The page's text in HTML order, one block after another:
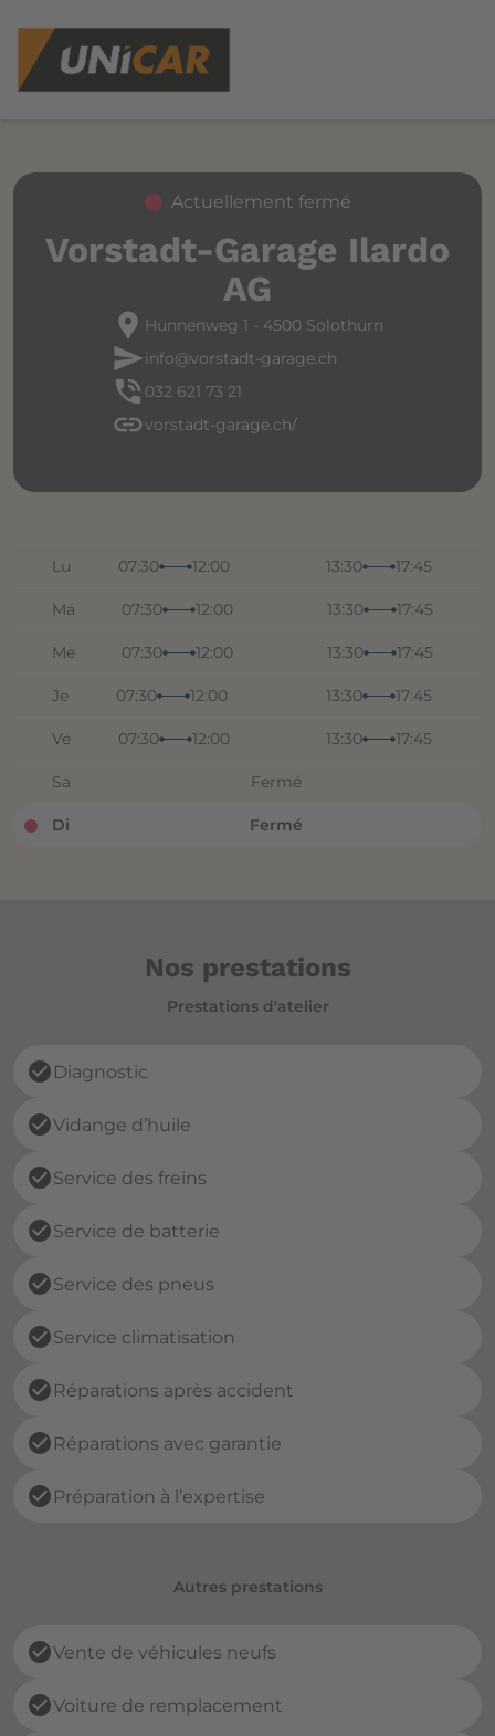
Actuellement fermé
Vorstadt-Garage Ilardo
AG
location_pin Hunnenweg 1 - 4500 Solothurn
sendinfo@vorstadt-garage.ch
phone_in_talk 032 621 73 21
linkvorstadt-garage.ch/
Lu 07:30 12:00 13:30 17:45
Ma 07:30 12:00 13:30 17:45
Me 07:30 12:00 13:30 17:45
Je 07:30 12:00 13:30 17:45
Ve 07:30 12:00 13:30 17:45
Sa Fermé
Di Fermé
Nos prestations
Prestations d'atelier
check_circle Diagnostic
check_circleVidange d’huile
check_circleService des freins
check_circleService de batterie
check_circleService des pneus
check_circleService climatisation
check_circle Réparations après accident
check_circle Réparations avec garantie
check_circle Préparation à l’expertise
Autres prestations
check_circleVente de véhicules neufs
check_circleVoiture de remplacement